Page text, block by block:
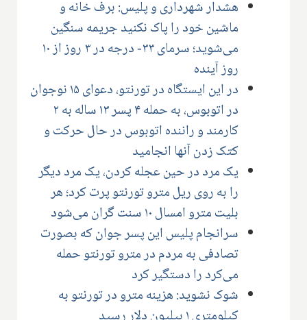
هشدار شهرداری و پلیس: برف خانه و
ماشین خود را پاک نکنید جریمه سنگین
می‌شوید؛ سرمای ۳۳- درجه در ۳ روز از ۱۰
روز آینده
در این ایستگاه در تورنتو، دعوای ۱۵ نوجوان
در اتوبوس، به حمله ۴ پسر ۱۳ ساله به ۲
کارمند و راننده اتوبوس در حال حرکت و
کتک زدن آنها انجامید
یک مرد در حین عجله کردن، یک مرد دیگر
را به روی ریل مترو تورنتو پرت کرد؛ هر
بلیت مترو امسال ۱۰ سنت گران می‌شود
سرانجام پلیس این پسر جوان که بصورت
تصادفی به مردم در مترو تورنتو حمله
می‌کرد را دستگیر کرد
شوک نشوید: هزینه مترو در تورنتو به